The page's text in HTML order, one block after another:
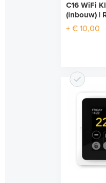
C16 WiFi
(inbouw) |
+ € 10,00